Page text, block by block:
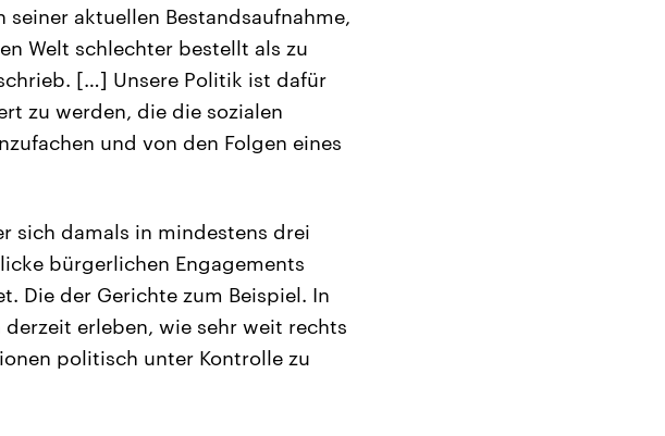
aktuellen Bestandsaufnahme,
Welt schlechter bestellt als zu
[…] Unsere Politik ist dafür
zu werden, die die sozialen
und von den Folgen eines
sich damals in mindestens drei
bürgerlichen Engagements
Die der Gerichte zum Beispiel. In
erleben, wie sehr weit rechts
politisch unter Kontrolle zu